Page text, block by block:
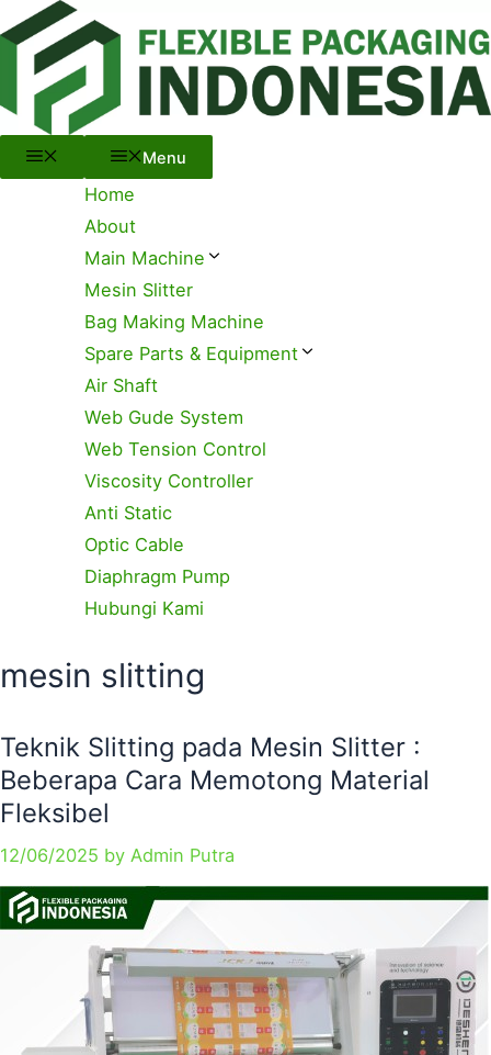
Skip
to
content
Menu
Menu
Home
About
Main Machine
Mesin Slitter
Bag Making Machine
Spare Parts & Equipment
Air Shaft
Web Gude System
Web Tension Control
Viscosity Controller
Anti Static
Optic Cable
Diaphragm Pump
Hubungi Kami
mesin slitting
Teknik Slitting pada Mesin Slitter :
Beberapa Cara Memotong Material
Fleksibel
12/06/2025 by Admin Putra